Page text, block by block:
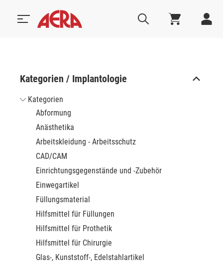
Kategorien / Implantologie
Kategorien
Abformung
Anästhetika
Arbeitskleidung - Arbeitsschutz
CAD/CAM
Einrichtungsgegenstände und -Zubehör
Einwegartikel
Füllungsmaterial
Hilfsmittel für Füllungen
Hilfsmittel für Prothetik
Hilfsmittel für Chirurgie
Glas-, Kunststoff-, Edelstahlartikel